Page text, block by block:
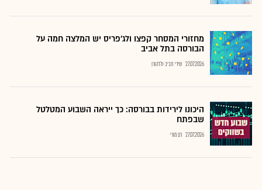
מחזורי המסחר קפצו ולג'פריס יש המלצה חמה על
הבורסה בתל אביב
27.07.2026 שירי חביב-ולדהורן
היכונו לירידות בבורסה: כך ייראה השבוע המטלטל
שבפתח
27.07.2026 רם מורי